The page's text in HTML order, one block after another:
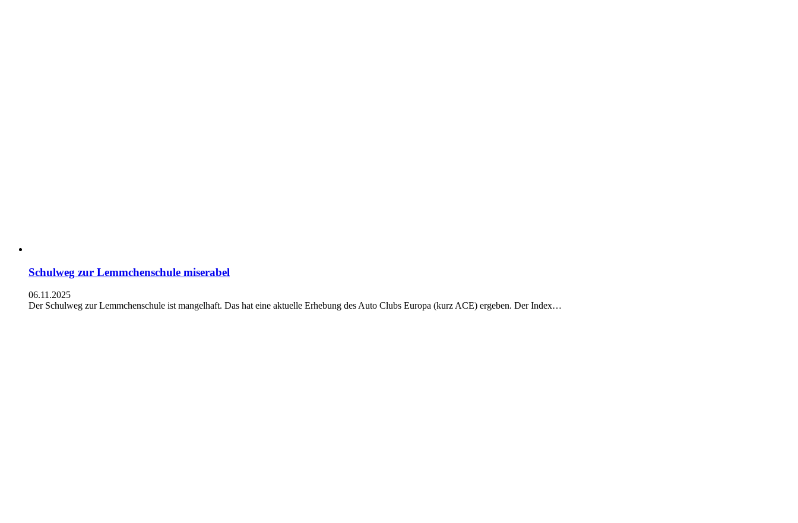
Schulweg zur Lemmchenschule miserabel
06.11.2025
Der Schulweg zur Lemmchenschule ist mangelhaft. Das hat eine aktuelle Erhebung des Auto Clubs Europa (kurz ACE) ergeben. Der Index…